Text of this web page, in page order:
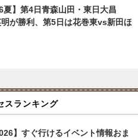
夏】第4日青森山田・東日大昌
が勝利、第5日は花巻東vs新田ほ
スランキング
】すぐ行けるイベント情報おま